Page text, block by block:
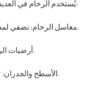
يُستخدم الرخام في العديد من التطبيقات داخل المنزل، مثل:
مغاسل الرخام: تضفي لمسة راقية على الحمامات والمطابخ.
أرضيات الرخام: توفر إطلالة أنيقة تدوم طويلاً.
الأسطح والجدران: تضيف عمقاً وجمالاً إلى المساحات.